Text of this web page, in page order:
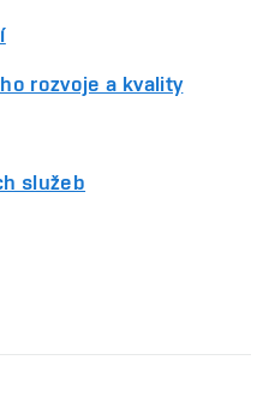
rozvoje a kvality
služeb